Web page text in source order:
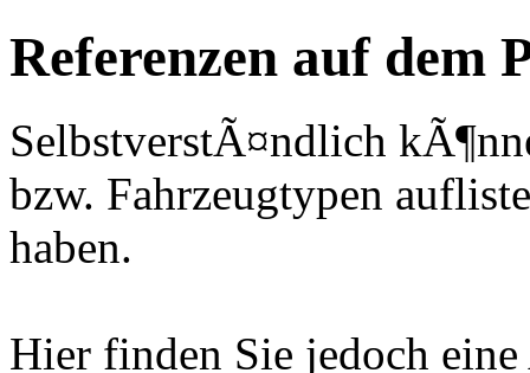
Referenzen auf dem
SelbstverstÃ¤ndlich
bzw. Fahrzeugtypen
haben.
Hier finden Sie jedoch